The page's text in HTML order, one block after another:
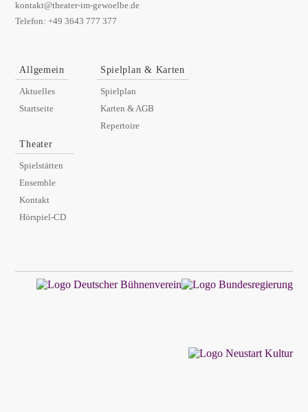
kontakt@theater-im-gewoelbe.de
Telefon: +49 3643 777 377
Allgemein
Aktuelles
Startseite
Spielplan & Karten
Spielplan
Karten & AGB
Repertoire
Theater
Spielstätten
Ensemble
Kontakt
Hörspiel-CD